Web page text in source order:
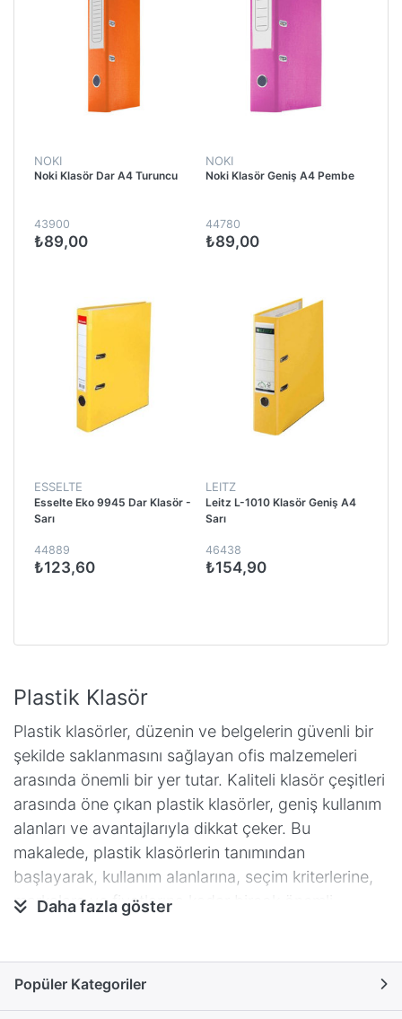
NOKI
Noki Klasör Dar A4 Turuncu
43900
₺89,00
NOKI
Noki Klasör Geniş A4 Pembe
44780
₺89,00
ESSELTE
Esselte Eko 9945 Dar Klasör -
Sarı
44889
₺123,60
LEITZ
Leitz L-1010 Klasör Geniş A4
Sarı
46438
₺154,90
Plastik Klasör
Plastik klasörler, düzenin ve belgelerin güvenli bir
şekilde saklanmasını sağlayan ofis malzemeleri
arasında önemli bir yer tutar. Kaliteli klasör çeşitleri
arasında öne çıkan plastik klasörler, geniş kullanım
alanları ve avantajlarıyla dikkat çeker. Bu
makalede, plastik klasörlerin tanımından
başlayarak, kullanım alanlarına, seçim kriterlerine,
markalara ve fiyatlarına kadar birçok önemli
Klasör Nedir?
Klasör, belgeleri düzenli bir şekilde saklamak ve
Daha fazla göster
Popüler Kategoriler